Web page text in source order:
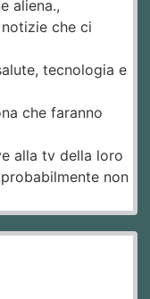
aliena.,
che ci
tecnologia e
che faranno
alla tv della loro
non